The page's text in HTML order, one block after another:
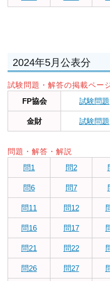
2024年5月公表分
試験問題・解答の掲載ペー
FP協会
試験問題
金財 試験問題
問題・解答・解説
問1
問2
問6 問7
問11 問12
問16 問17
問21 問22
問26 問27